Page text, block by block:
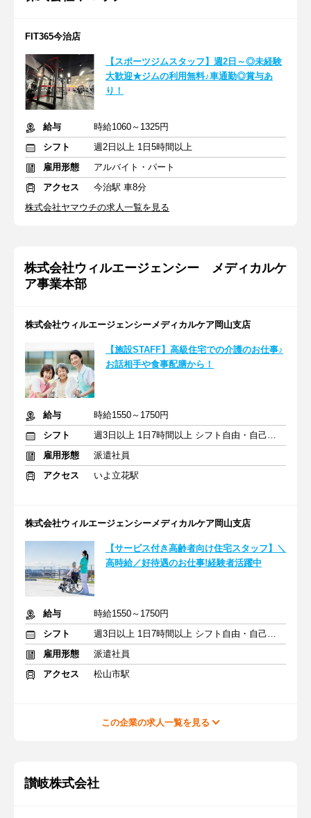
FIT365今治店
【スポーツジムスタッフ】週2日～◎未経験
大歓迎★ジムの利用無料♪車通勤◎賞与あ
り！
給与
時給1060～1325円
シフト
週2日以上 1日5時間以上
雇用形態
アルバイト・パート
アクセス
今治駅 車8分
株式会社ヤマウチの求人一覧を見る
株式会社ウィルエージェンシー メディカルケ
ア事業本部
株式会社ウィルエージェンシーメディカルケア岡山支店
【施設STAFF】高級住宅での介護のお仕事♪
お話相手や食事配膳から！
給与
時給1550～1750円
シフト
週3日以上 1日7時間以上 シフト自由・自己申告
雇用形態
派遣社員
アクセス
いよ立花駅
株式会社ウィルエージェンシーメディカルケア岡山支店
【サービス付き高齢者向け住宅スタッフ】＼
高時給／好待遇のお仕事!経験者活躍中
給与
時給1550～1750円
シフト
週3日以上 1日7時間以上 シフト自由・自己申告
雇用形態
派遣社員
アクセス
松山市駅
この企業の求人一覧を見る
讃岐株式会社